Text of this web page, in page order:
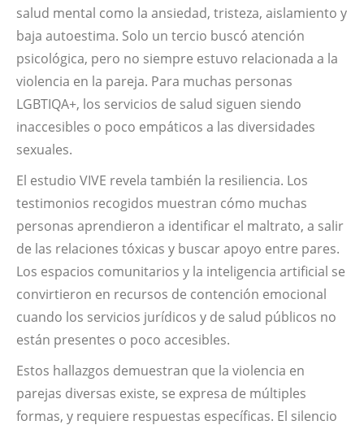
salud mental como la ansiedad, tristeza, aislamiento y
baja autoestima. Solo un tercio buscó atención
psicológica, pero no siempre estuvo relacionada a la
violencia en la pareja. Para muchas personas
LGBTIQA+, los servicios de salud siguen siendo
inaccesibles o poco empáticos a las diversidades
sexuales.
El estudio VIVE revela también la resiliencia. Los
testimonios recogidos muestran cómo muchas
personas aprendieron a identificar el maltrato, a salir
de las relaciones tóxicas y buscar apoyo entre pares.
Los espacios comunitarios y la inteligencia artificial se
convirtieron en recursos de contención emocional
cuando los servicios jurídicos y de salud públicos no
están presentes o poco accesibles.
Estos hallazgos demuestran que la violencia en
parejas diversas existe, se expresa de múltiples
formas, y requiere respuestas específicas. El silencio